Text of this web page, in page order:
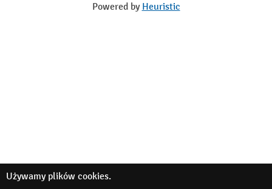
Powered by Heuristic
Używamy plików cookies.